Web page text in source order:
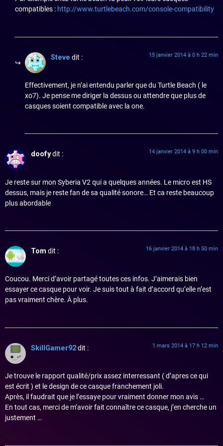
compatibles : http://www.turtlebeach.com/console-compatibility
Steve dit : 15 janvier 2014 à 0 h 22 min
Effectivement, je n’ai entendu parler que du Turtle Beach ( le
xo7). Je pense me diriger la dessus ou attendre que plus de
casques soient compatible avec la one.
doofydit : 14 janvier 2014 à 9 h 00 min
Je reste sur mon Syberia V2 qui a quelques années. Le micro est HS
dessus, mais je reste fan de sa qualité sonore… Et ca reste beaucoup
plus abordable
Tom dit : 16 janvier 2014 à 18 h 50 min
Coucou. Merci d’avoir partagé toutes ces infos. J’aimerais bien
essayer ce casque pour voir. Je suis tout à fait d’accord qu’elle n’est
pas vraiment chère. À plus.
SkillGamer92dit : 1 mars 2014 à 17 h 12 min
Je trouve le rapport qualité/prix assez interressant ( d’apres ce qui
est écrit ) et le design de ce casque franchement joli.
Après, il faudrait que je l’essaye pour vraiment donner mon avis …
En tout cas, merci de m’avoir fait connaître ce casque, j’en cherche un
justement …